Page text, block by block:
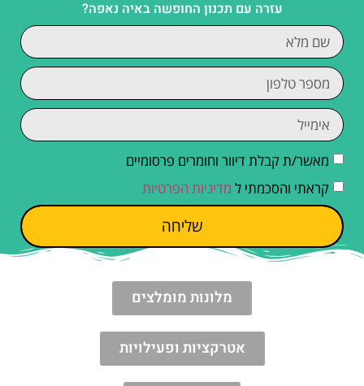
עזרה עם תכנון החופשה באיה נאפה?
מאשר/ת קבלת דיוור וחומרים פרסומיים
קראתי והסכמתי ל מדיניות הפרטיות
שליחה
מלונות מומלצים
אטרקציות ופעילויות